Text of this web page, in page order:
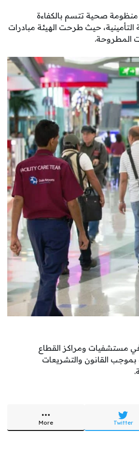
صحية تتسم بالكفاءة
التأمينية، حيث طرحت الهيئة مبادرات
المطروحة.
مستشفيات ومراكز القطاع
بموجب القانون والتشريعات
Twitter
More